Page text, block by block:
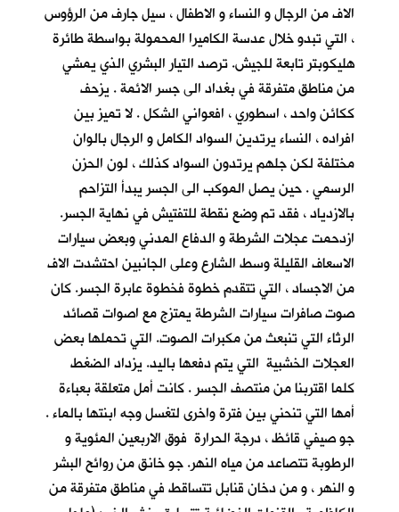
الاف من الرجال و النساء و الاطفال ، سيل جارف من الرؤوس
، التي تبدو خلال عدسة الكاميرا المحمولة بواسطة طائرة
هليكوبتر تابعة للجيش. ترصد التيار البشري الذي يمشي
من مناطق متفرقة في بغداد الى جسر الائمة . يزحف
ككائن واحد ، اسطوري ، افعواني الشكل . لا تميز بين
افراده ، النساء يرتدين السواد الكامل و الرجال بالوان
مختلفة لكن جلهم يرتدون السواد كذلك ، لون الحزن
الرسمي . حين يصل الموكب الى الجسر يبدأ التزاحم
بالازدياد ، فقد تم وضع نقطة للتفتيش في نهاية الجسر.
ازدحمت عجلات الشرطة و الدفاع المدني وبعض سيارات
الاسعاف القليلة وسط الشارع وعلى الجانبين احتشدت الاف
من الاجساد ، التي تتقدم خطوة فخطوة عابرة الجسر. كان
صوت صافرات سيارات الشرطة يمتزج مع اصوات قصائد
الرثاء التي تنبعث من مكبرات الصوت. التي تحملها بعض
العجلات الخشبية التي يتم دفعها باليد. يزداد الضغط
كلما اقتربنا من منتصف الجسر . كانت أمل متعلقة بعباءة
أمها التي تنحني بين فترة واخرى لتغسل وجه ابنتها بالماء .
جو صيفي قائظ ، درجة الحرارة فوق الاربعين المئوية و
الرطوبة تتصاعد من مياه النهر. جو خانق من روائح البشر
و النهر ، و من دخان قنابل تتساقط في مناطق متفرقة من